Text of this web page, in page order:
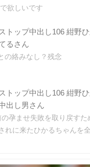
欲しいです
トップ中出し106 紺野
るさん
の絡みなし？残念
トップ中出し106 紺野
出し男さん
の孕ませ失敗を取り戻すた
れに来たひかるちゃんを